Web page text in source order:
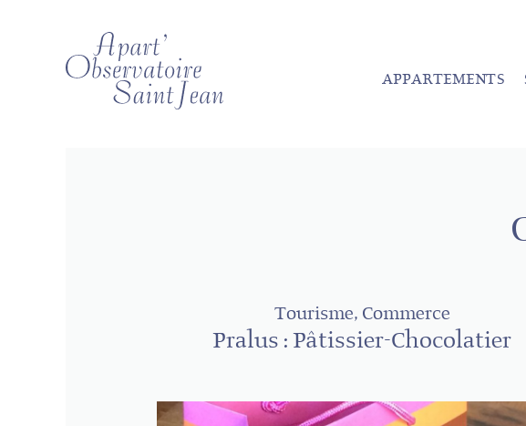
APPARTEMENTS
Tourisme, Commerce
Pralus : Pâtissier-Chocolatier